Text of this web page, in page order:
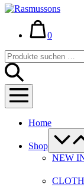
Warenkorb
0im
Suche-
Schalter
Suchen
nach:
Menü-
Schalter
Home
Shop
Menü-
Schalter
NEW